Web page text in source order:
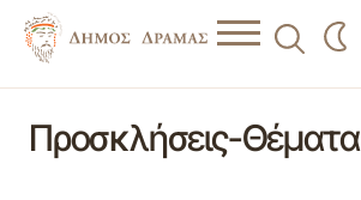
Προσκλήσεις-Θέματα